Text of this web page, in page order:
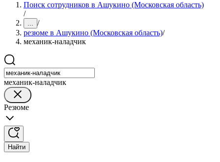
Поиск сотрудников в Ашукино (Московская область)
/
... /
резюме в Ашукино (Московская область)/
механик-наладчик
механик-наладчик
Резюме
Найти